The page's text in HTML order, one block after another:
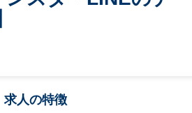
求人の特徴